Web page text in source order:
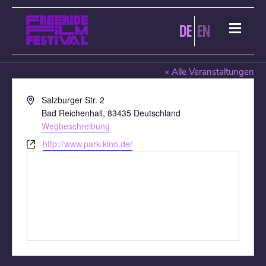
DE EN
PARK-KINO BAD REICHENHALL
« Alle Veranstaltungen
AdresseSalzburger Str. 2
Bad Reichenhall, 83435 Deutschland
Wegbeschreibung
Webseitehttp://www.park-kino.de/